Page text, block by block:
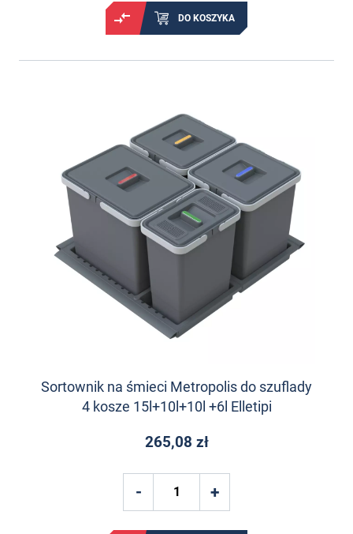
DO KOSZYKA
Sortownik na śmieci Metropolis do szuflady
4 kosze 15l+10l+10l +6l Elletipi
265,08 zł